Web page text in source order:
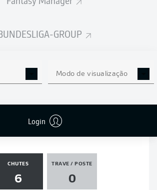
GROUP
Modo de visualização
Login
DA
2025/2026
PÊNALTIS
CHUTES
6
TRAVE / POSTE
0